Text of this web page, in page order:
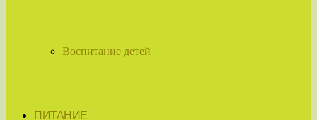
Воспитание детей
ПИТАНИЕ